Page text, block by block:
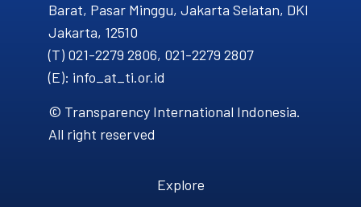
Barat, Pasar Minggu, Jakarta Selatan, DKI
Jakarta, 12510
(T) 021-2279 2806, 021-2279 2807
(E): info_at_ti.or.id
© Transparency International Indonesia.
All right reserved
Explore